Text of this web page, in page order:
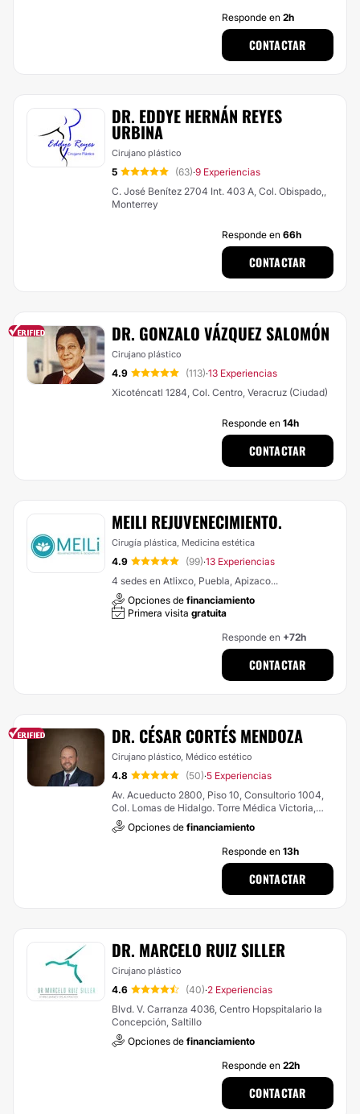
Responde en 2h
CONTACTAR
DR. EDDYE HERNÁN REYES
URBINA
Cirujano plástico
5 (63)·9 Experiencias
C. José Benítez 2704 Int. 403 A, Col. Obispado,,
Monterrey
Responde en 66h
CONTACTAR
DR. GONZALO VÁZQUEZ SALOMÓN
Cirujano plástico
4.9 (113)·13 Experiencias
Xicoténcatl 1284, Col. Centro, Veracruz (Ciudad)
Responde en 14h
CONTACTAR
MEILI REJUVENECIMIENTO.
Cirugía plástica, Medicina estética
4.9 (99)·13 Experiencias
4 sedes en Atlixco, Puebla, Apizaco...
Opciones de financiamiento
Primera visita gratuita
Responde en +72h
CONTACTAR
DR. CÉSAR CORTÉS MENDOZA
Cirujano plástico, Médico estético
4.8 (50)·5 Experiencias
Av. Acueducto 2800, Piso 10, Consultorio 1004,
Col. Lomas de Hidalgo. Torre Médica Victoria,
Morelia
Opciones de financiamiento
Responde en 13h
CONTACTAR
DR. MARCELO RUIZ SILLER
Cirujano plástico
4.6 (40)·2 Experiencias
Blvd. V. Carranza 4036, Centro Hopspitalario la
Concepción, Saltillo
Opciones de financiamiento
Responde en 22h
CONTACTAR